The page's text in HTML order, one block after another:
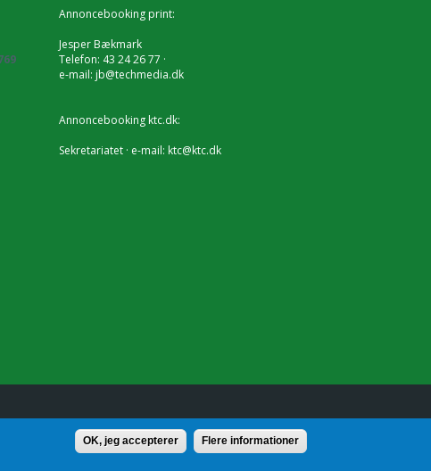
Annoncebooking print:
Jesper Bækmark
Telefon: 43 24 26 77 ·
e-mail: jb@techmedia.dk
Annoncebooking ktc.dk:
Sekretariatet · e-mail: ktc@ktc.dk
| Tlf.: 7228 2804 |Kontakt
OK, jeg accepterer Flere informationer